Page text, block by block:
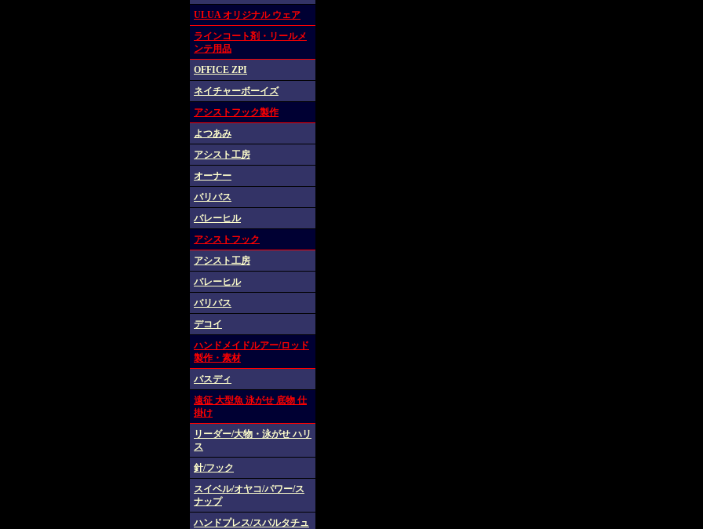
ULUA オリジナル ウェア
ラインコート剤・リールメ
ンテ用品
OFFICE ZPI
ネイチャーボーイズ
アシストフック製作
よつあみ
アシスト工房
オーナー
バリバス
バレーヒル
アシストフック
アシスト工房
バレーヒル
バリバス
デコイ
ハンドメイドルアー/ロッド
製作・素材
バスディ
遠征 大型魚 泳がせ 底物 仕
掛け
リーダー/大物・泳がせ ハリ
ス
針/フック
スイベル/オヤコ/パワー/ス
ナップ
ハンドプレス/スパルタチュ